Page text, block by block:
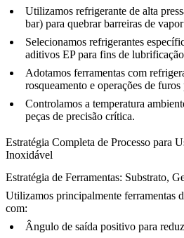
Utilizamos refrigerante de alta
bar) para quebrar barreiras de
Selecionamos refrigerantes
aditivos EP para fins de
Adotamos ferramentas com
rosqueamento e operações de
Controlamos a temperatura
peças de precisão crítica.
Estratégia Completa de Processo para
Inoxidável
Estratégia de Ferramentas: Substrato,
Utilizamos principalmente ferramentas
com:
Ângulo de saída positivo para